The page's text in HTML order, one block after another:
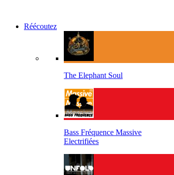
Réécoutez
The Elephant Soul
Bass Fréquence Massive
Electrifiées